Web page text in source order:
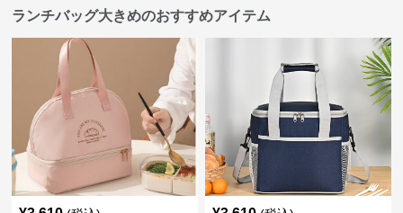
ランチバッグ大きめのおすすめアイテム